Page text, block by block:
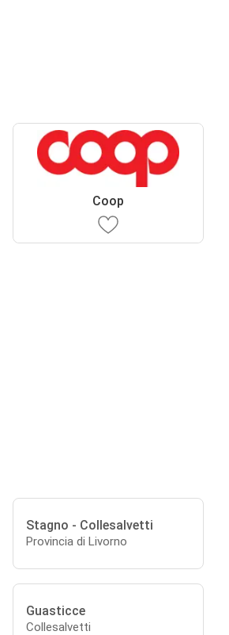
Coop
Stagno - Collesalvetti
Provincia di Livorno
Guasticce
Collesalvetti